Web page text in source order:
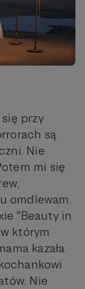
się przy
są
Nie
mi się
omdlewam.
"Beauty in
którym
kazała
Nie